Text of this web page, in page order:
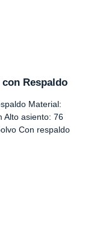
Respaldo
Material:
Alto asiento: 76
Con respaldo